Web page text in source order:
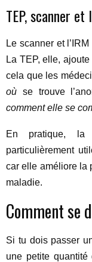
TEP, scanner
Le scanner et
La TEP, elle,
cela que les
où se trouve
comment elle se
En pratique, la
particulièrement
car elle améliore la
maladie.
Comment se
Si tu dois passer
une petite